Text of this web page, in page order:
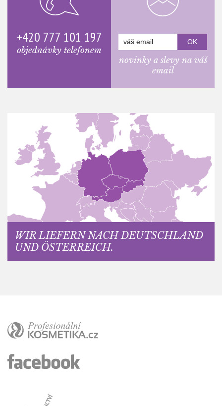
+420 777 101 197
objednávky telefonem
novinky a slevy na váš
email
WIR LIEFERN NACH DEUTSCHLAND
UND ÖSTERREICH.